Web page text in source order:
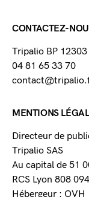
CONTACTEZ-
Tripalio BP
04 81 65 33 70
MENTIONS
Directeur de
Tripalio SAS
Au capital de 51
RCS Lyon 808
Hébergeur : OVH